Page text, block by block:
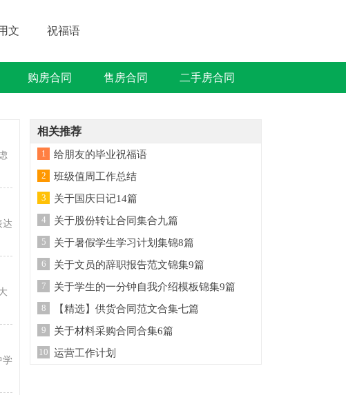
文 祝福语
类合同
购房合同 售房合同 二手房合同
达
学
相关推荐
1 给朋友的毕业祝福语
2 班级值周工作总结
3 关于国庆日记14篇
4 关于股份转让合同集合九篇
5 关于暑假学生学习计划集锦8篇
6 关于文员的辞职报告范文锦集9篇
7 关于学生的一分钟自我介绍模板锦集9篇
8 【精选】供货合同范文合集七篇
9 关于材料采购合同合集6篇
10 运营工作计划